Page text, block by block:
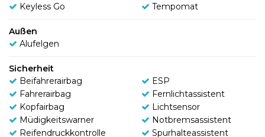
Keyless Go
Tempomat
Außen
Alufelgen
Sicherheit
Beifahrerairbag
ESP
Fahrerairbag
Fernlichtassistent
Kopfairbag
Lichtsensor
Müdigkeitswarner
Notbremsassistent
Reifendruckkontrolle
Spurhalteassistent